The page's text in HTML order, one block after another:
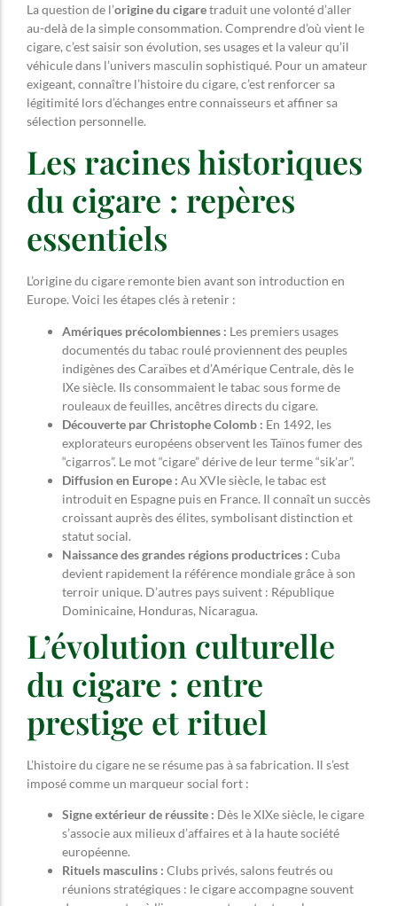
La question de l’origine du cigaretraduit une volonté d’aller
au-delà de la simple consommation. Comprendre d’où vient le
cigare, c’est saisir son évolution, ses usages et la valeur qu’il
véhicule dans l’univers masculin sophistiqué. Pour un amateur
exigeant, connaître l’histoire du cigare, c’est renforcer sa
légitimité lors d’échanges entre connaisseurs et affiner sa
sélection personnelle.
Les racines historiques
du cigare : repères
essentiels
L’origine du cigare remonte bien avant son introduction en
Europe. Voici les étapes clés à retenir :
Amériques précolombiennes : Les premiers usages
documentés du tabac roulé proviennent des peuples
indigènes des Caraïbes et d’Amérique Centrale, dès le
IXe siècle. Ils consommaient le tabac sous forme de
rouleaux de feuilles, ancêtres directs du cigare.
Découverte par Christophe Colomb : En 1492, les
explorateurs européens observent les Taïnos fumer des
“cigarros”. Le mot “cigare” dérive de leur terme “sik’ar”.
Diffusion en Europe : Au XVIe siècle, le tabac est
introduit en Espagne puis en France. Il connaît un succès
croissant auprès des élites, symbolisant distinction et
statut social.
Naissance des grandes régions productrices : Cuba
devient rapidement la référence mondiale grâce à son
terroir unique. D’autres pays suivent : République
Dominicaine, Honduras, Nicaragua.
L’évolution culturelle
du cigare : entre
prestige et rituel
L’histoire du cigare ne se résume pas à sa fabrication. Il s’est
imposé comme un marqueur social fort :
Signe extérieur de réussite : Dès le XIXe siècle, le cigare
s’associe aux milieux d’affaires et à la haute société
européenne.
Rituels masculins : Clubs privés, salons feutrés ou
réunions stratégiques : le cigare accompagne souvent